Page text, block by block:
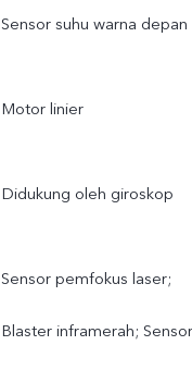
Sensor suhu warna depan
Motor linier
Didukung oleh giroskop
Sensor pemfokus laser;
Blaster inframerah; Sensor